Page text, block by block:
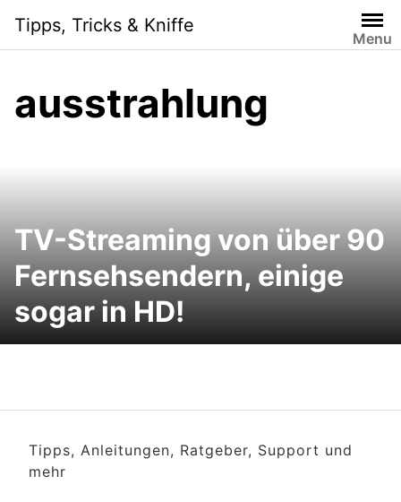
content
Tipps, Tricks & Kniffe
Menu
ausstrahlung
TV-Streaming von über 90
Fernsehsendern, einige
sogar in HD!
Tipps, Anleitungen, Ratgeber, Support und
mehr